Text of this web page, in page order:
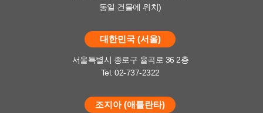
동일 건물에 위치)
대한민국 (서울)
서울특별시 종로구 율곡로 36 2층
Tel. 02-737-2322
조지아 (애틀란타)